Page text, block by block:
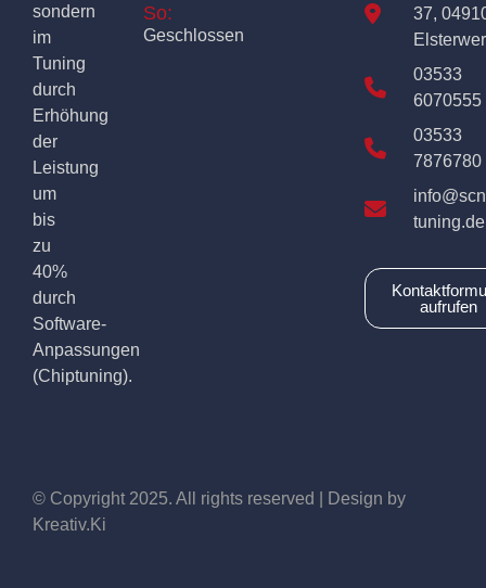
sondern
im
Tuning
durch
Erhöhung
der
Leistung
um
bis
zu
40%
durch
Software-
Anpassungen
(Chiptuning).
So:
Geschlossen
37,
03533
6070555
03533
7876780
tuning.de
aufrufen
© Copyright 2025. All rights reserved | Design by
Kreativ.Ki